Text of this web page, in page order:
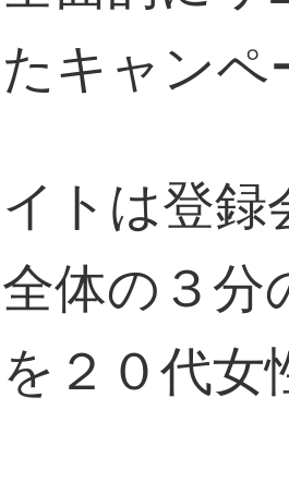
キャン
トは登録
体の３分
２０代女